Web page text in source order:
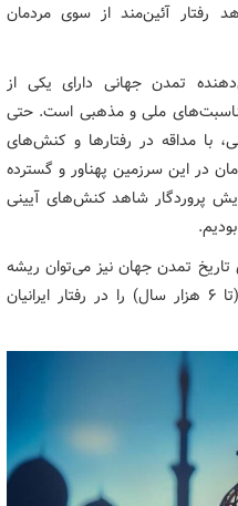
رفتار آئین‌مند از سوی مردمان
تمدن جهانی دارای یکی از
ملی و مذهبی است. حتی
با مداقه در رفتارها و کنش‌های
در این سرزمین پهناور و گسترده
پروردگار شاهد کنش‌های آیینی
تمدن جهان نیز می‌توان ریشه
رفتارهای آیینی بیش‌از پنج هزار ساله (تا ۶ هزار سال) را در رفتار ایرانیان